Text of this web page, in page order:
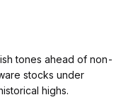
tones ahead of non-
stocks under
highs.